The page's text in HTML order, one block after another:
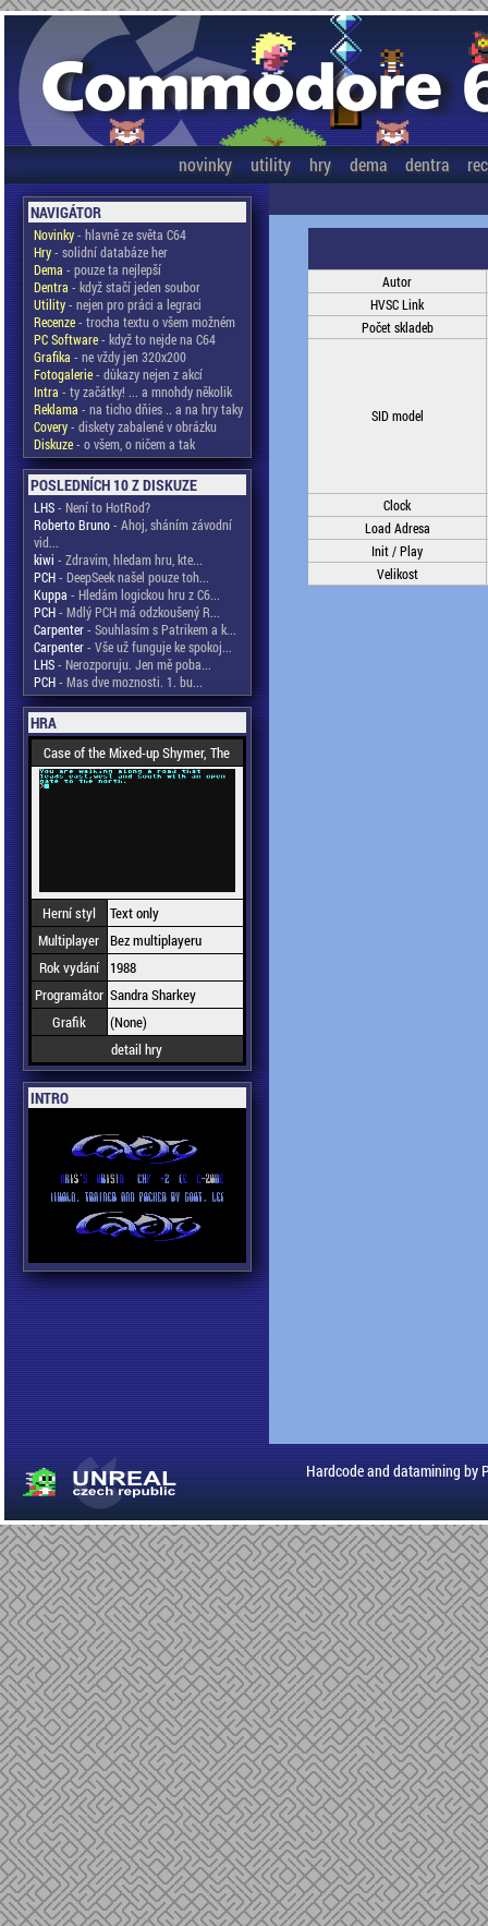
novinky utility hry dema dentra
NAVIGÁTOR
Novinky- hlavně ze světa C64
Hry- solidní databáze her
Dema - pouze ta nejlepší
Dentra - když stačí jeden soubor
Utility- nejen pro práci a legraci
Recenze- trocha textu o všem možném
PC Software- když to nejde na C64
Grafika - ne vždy jen 320x200
Fotogalerie- důkazy nejen z akcí
Intra - ty začátky! ... a mnohdy několik
Reklama - na ticho dňies .. a na hry taky
Covery- diskety zabalené v obrázku
Diskuze- o všem, o ničem a tak
POSLEDNÍCH 10 Z DISKUZE
LHS- Není to HotRod?
Roberto Bruno- Ahoj, sháním závodní
vid...
kiwi - Zdravim, hledam hru, kte...
PCH- DeepSeek našel pouze toh...
Kuppa - Hledám logickou hru z C6...
PCH- Mdlý PCH má odzkoušený R...
Carpenter- Souhlasím s Patrikem a k...
Carpenter- Vše už funguje ke spokoj...
LHS- Nerozporuju. Jen mě poba...
PCH- Mas dve moznosti. 1. bu...
HRA
Case of the Mixed-up Shymer, The
Herní styl
Text only
Multiplayer Bez multiplayeru
Rok vydání
1988
Programátor Sandra Sharkey
Grafik
(None)
detail hry
INTRO
Autor
HVSC Link
Počet skladeb
SID model
Clock
Load Adresa
Init / Play
Velikost
Hardcode and datamining by